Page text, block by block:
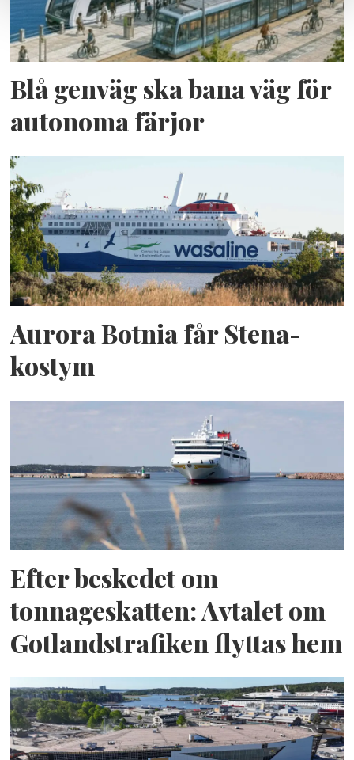
Blå genväg ska bana väg för
autonoma färjor
Aurora Botnia får Stena-
kostym
Efter beskedet om
tonnageskatten: Avtalet om
Gotlandstrafiken flyttas hem